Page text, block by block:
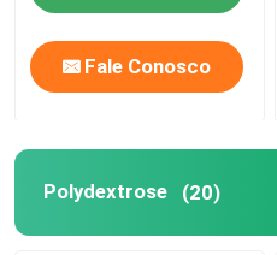
Fale Conosco
Polydextrose (20)